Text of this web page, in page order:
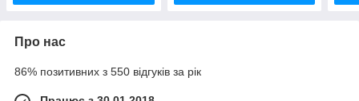
Про нас
86% позитивних з 550 відгуків за рік